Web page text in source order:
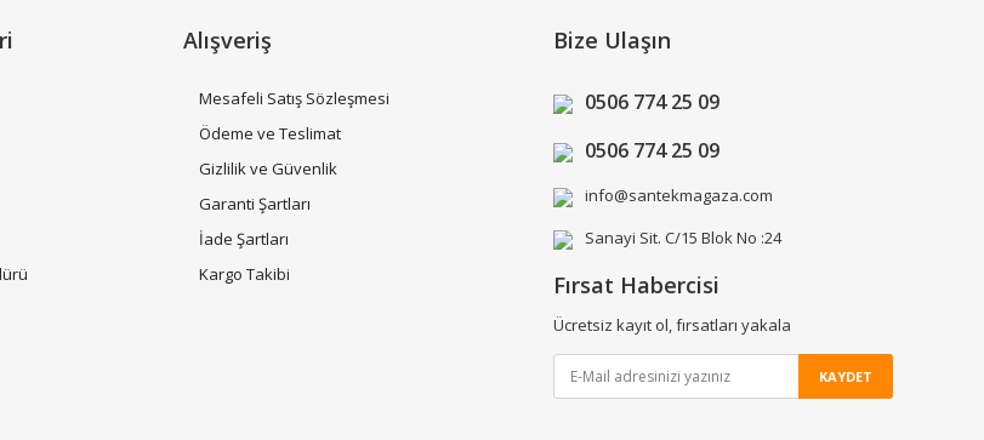
Alışveriş
Mesafeli Satış Sözleşmesi
Ödeme ve Teslimat
Gizlilik ve Güvenlik
Garanti Şartları
İade Şartları
Kargo Takibi
Bize Ulaşın
0506 774 25 09
0506 774 25 09
info@santekmagaza.com
Sanayi Sit. C/15 Blok No :24
Fırsat Habercisi
Ücretsiz kayıt ol, fırsatları yakala
KAYDET